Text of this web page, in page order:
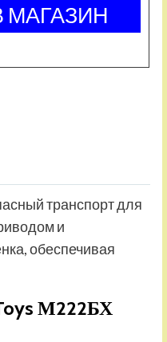
транспорт для
и
обеспечивая
М222БХ